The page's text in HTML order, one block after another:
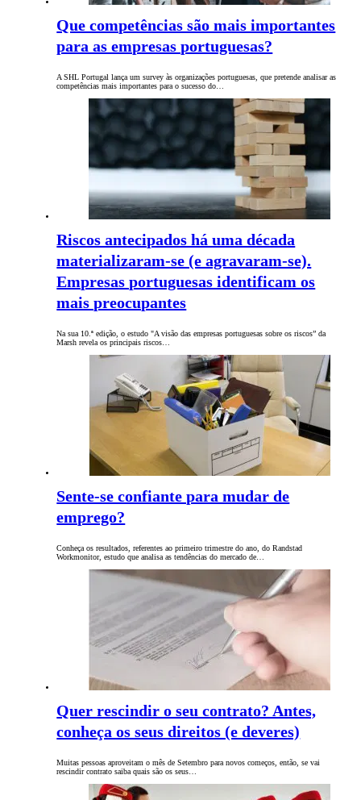
Que competências são mais importantes
para as empresas portuguesas?
A SHL Portugal lança um survey às organizações portuguesas, que pretende analisar as
competências mais importantes para o sucesso do…
Riscos antecipados há uma década
materializaram-se (e agravaram-se).
Empresas portuguesas identificam os
mais preocupantes
Na sua 10.ª edição, o estudo "A visão das empresas portuguesas sobre os riscos” da
Marsh revela os principais riscos…
Sente-se confiante para mudar de
emprego?
Conheça os resultados, referentes ao primeiro trimestre do ano, do Randstad
Workmonitor, estudo que analisa as tendências do mercado de…
Quer rescindir o seu contrato? Antes,
conheça os seus direitos (e deveres)
Muitas pessoas aproveitam o mês de Setembro para novos começos, então, se vai
rescindir contrato saiba quais são os seus…